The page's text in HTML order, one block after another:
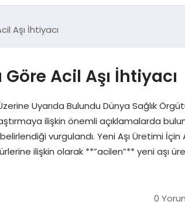
Aşı İhtiyacı
Acil Aşı İhtiyacı
Uyarıda Bulundu Dünya Sağlık
ilişkin önemli açıklamalarda
vurgulandı. Yeni Aşı Üretimi İçin
ilişkin olarak **”acilen”** yeni aşı
0